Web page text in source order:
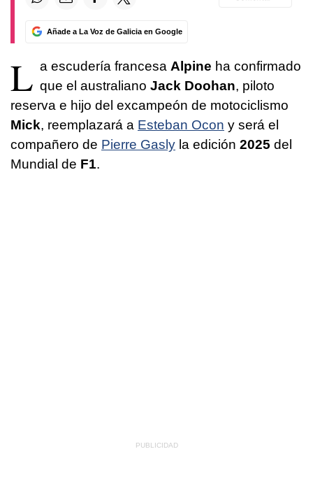
Añade a La Voz de Galicia en Google
L a escudería francesa Alpine ha confirmado
que el australiano Jack Doohan, piloto
reserva e hijo del excampeón de motociclismo
Mick, reemplazará a Esteban Ocon y será el
compañero de Pierre Gasly la edición 2025 del
Mundial de F1.